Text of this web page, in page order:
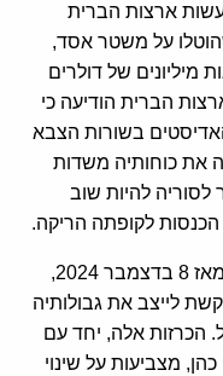
ארצות הברית
על משטר אסד,
מיליונים של דולרים
הברית הודיעה כי
עוד לשילובם של 3,500 ג'יהאדיסטים בשורות הצבא
את כוחותיה משדות
לסוריה להיות שוב
לקופתה הריקה.
פעולותיו והצהרותיו של אחמד א-שרע מאז 8 בדצמבר 2024,
לייצב את גבולותיה
הכרזות אלה, יחד עם
מצביעות על שינוי